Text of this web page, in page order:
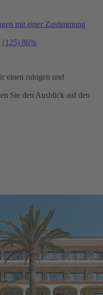
mit einer Zustimmung
(125) 86%
einen ruhigen und
Sie den Ausblick auf den